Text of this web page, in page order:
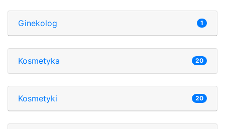
Ginekolog 1
Kosmetyka 20
Kosmetyki 20